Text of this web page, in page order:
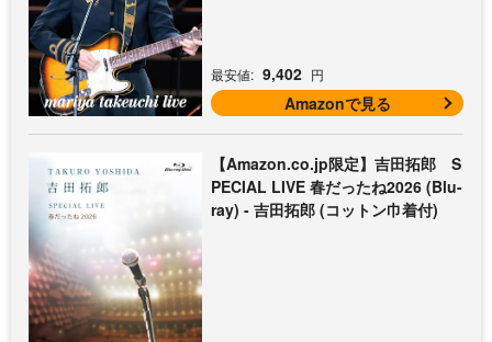
最安値: 9,402 円
Amazonで見る
【Amazon.co.jp限定】吉田拓郎 S
PECIAL LIVE 春だったね2026 (Blu-
ray) - 吉田拓郎 (コットン巾着付)